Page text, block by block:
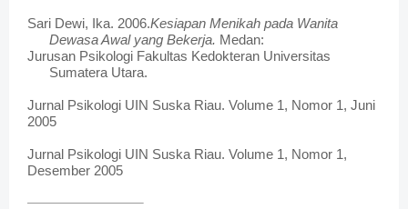
Sari Dewi, Ika. 2006.Kesiapan Menikah pada Wanita
Dewasa Awal yang Bekerja. Medan:
Jurusan Psikologi Fakultas Kedokteran Universitas
Sumatera Utara.
Jurnal Psikologi UIN Suska Riau. Volume 1, Nomor 1, Juni
2005
Jurnal Psikologi UIN Suska Riau. Volume 1, Nomor 1,
Desember 2005